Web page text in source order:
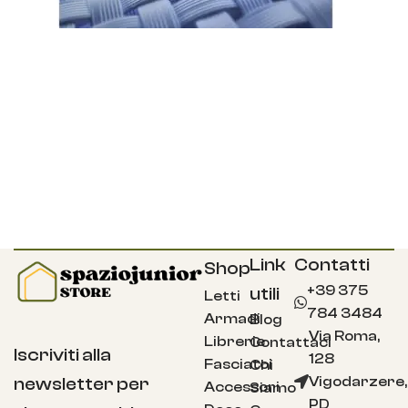
Iscriviti alla
newsletter per
Shop
Letti
Armadi
Librerie
Fasciatoi
Accessori
Link
utili
Blog
Contattaci
Chi
Siamo
Contatti
+39 375
784 3484
Via Roma,
128
Vigodarzere,
PD